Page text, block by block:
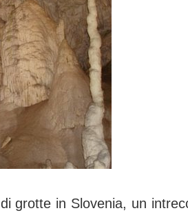
grotte in Slovenia, un